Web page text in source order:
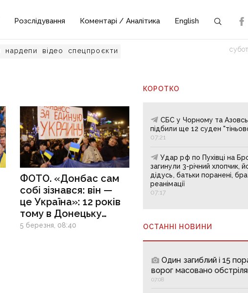
Розслідування Коментарі / Аналітика English
нардепи відео спецпроєкти
ФОТО. «Донбас сам
собі зізнався: він —
це Україна»: 12 років
тому в Донецьку
пройшов
5 березня, 08:40
КОРОТКО
СБС у Чорному та
підбили ще 12 суден
07:21
Удар рф по Пухівці на
загинули 3-річний хлопчик,
дідусь, батьки поранені,
реанімації
07:17
ОСТАННІ НОВИНИ
Один загиблий і 15
ворог масовано
07:08